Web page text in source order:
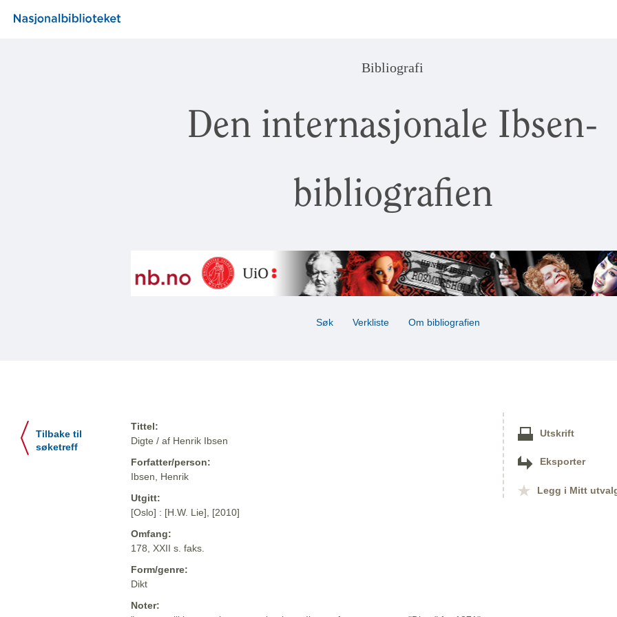
Bibliografi
Den internasjonale Ibsen-
bibliografien
Søk Verkliste Om bibliografien
Tilbake til
søketreff
Tittel:
Digte / af Henrik Ibsen
Forfatter/person:
Ibsen, Henrik
Utgitt:
[Oslo] : [H.W. Lie], [2010]
Omfang:
178, XXII s. faks.
Form/genre:
Dikt
Noter:
Utskrift
Eksporter
Legg i Mitt